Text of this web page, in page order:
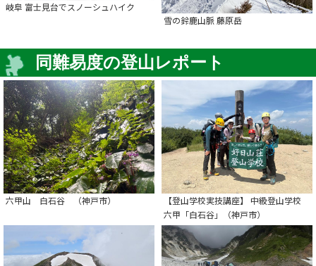
岐阜 富士見台でスノーシュハイク
雪の鈴鹿山脈 藤原岳
同難易度の登山レポート
六甲山 白石谷 （神戸市）
【登山学校実技講座】 中級登山学校
六甲「白石谷」（神戸市）